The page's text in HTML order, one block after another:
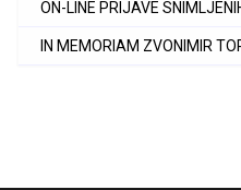
ON-LINE PRIJAVE
IN MEMORIAM ZVONIMIR